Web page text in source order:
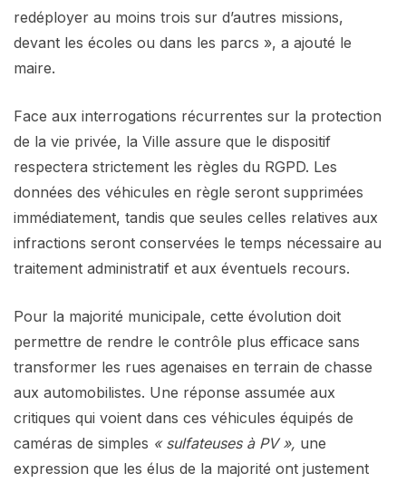
redéployer au moins trois sur d’autres missions,
devant les écoles ou dans les parcs », a ajouté le
maire.
Face aux interrogations récurrentes sur la protection
de la vie privée, la Ville assure que le dispositif
respectera strictement les règles du RGPD. Les
données des véhicules en règle seront supprimées
immédiatement, tandis que seules celles relatives aux
infractions seront conservées le temps nécessaire au
traitement administratif et aux éventuels recours.
Pour la majorité municipale, cette évolution doit
permettre de rendre le contrôle plus efficace sans
transformer les rues agenaises en terrain de chasse
aux automobilistes. Une réponse assumée aux
critiques qui voient dans ces véhicules équipés de
caméras de simples « sulfateuses à PV », une
expression que les élus de la majorité ont justement